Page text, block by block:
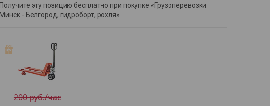
Получите эту позицию бесплатно при покупке «Грузоперевозки
Минск - Белгород, гидроборт, рохля»
200 руб./час